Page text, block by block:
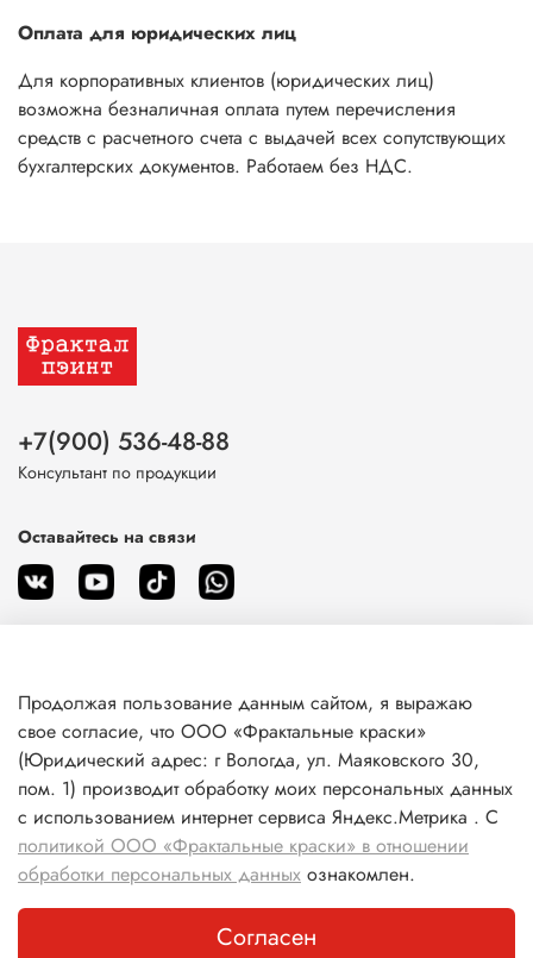
Оплата для юридических лиц
Для корпоративных клиентов (юридических лиц)
возможна безналичная оплата путем перечисления
средств с расчетного счета с выдачей всех сопутствующих
бухгалтерских документов. Работаем без НДС.
О магазине
Клиентам
Информация
+7(900) 536-48-88
Консультант по продукции
Оставайтесь на связи
Продолжая пользование данным сайтом, я выражаю
свое согласие, что ООО «Фрактальные краски»
(Юридический адрес: г Вологда, ул. Маяковского 30,
пом. 1) производит обработку моих персональных данных
с использованием интернет сервиса Яндекс.Метрика . С
политикой ООО «Фрактальные краски» в отношении
обработки персональных данных ознакомлен.
Согласен